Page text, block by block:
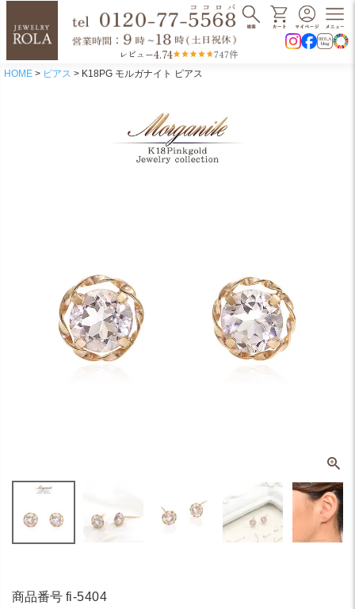
レビュー4.74 747件
HOME ピアス K18PG モルガナイト ピアス
商品番号 fi-5404